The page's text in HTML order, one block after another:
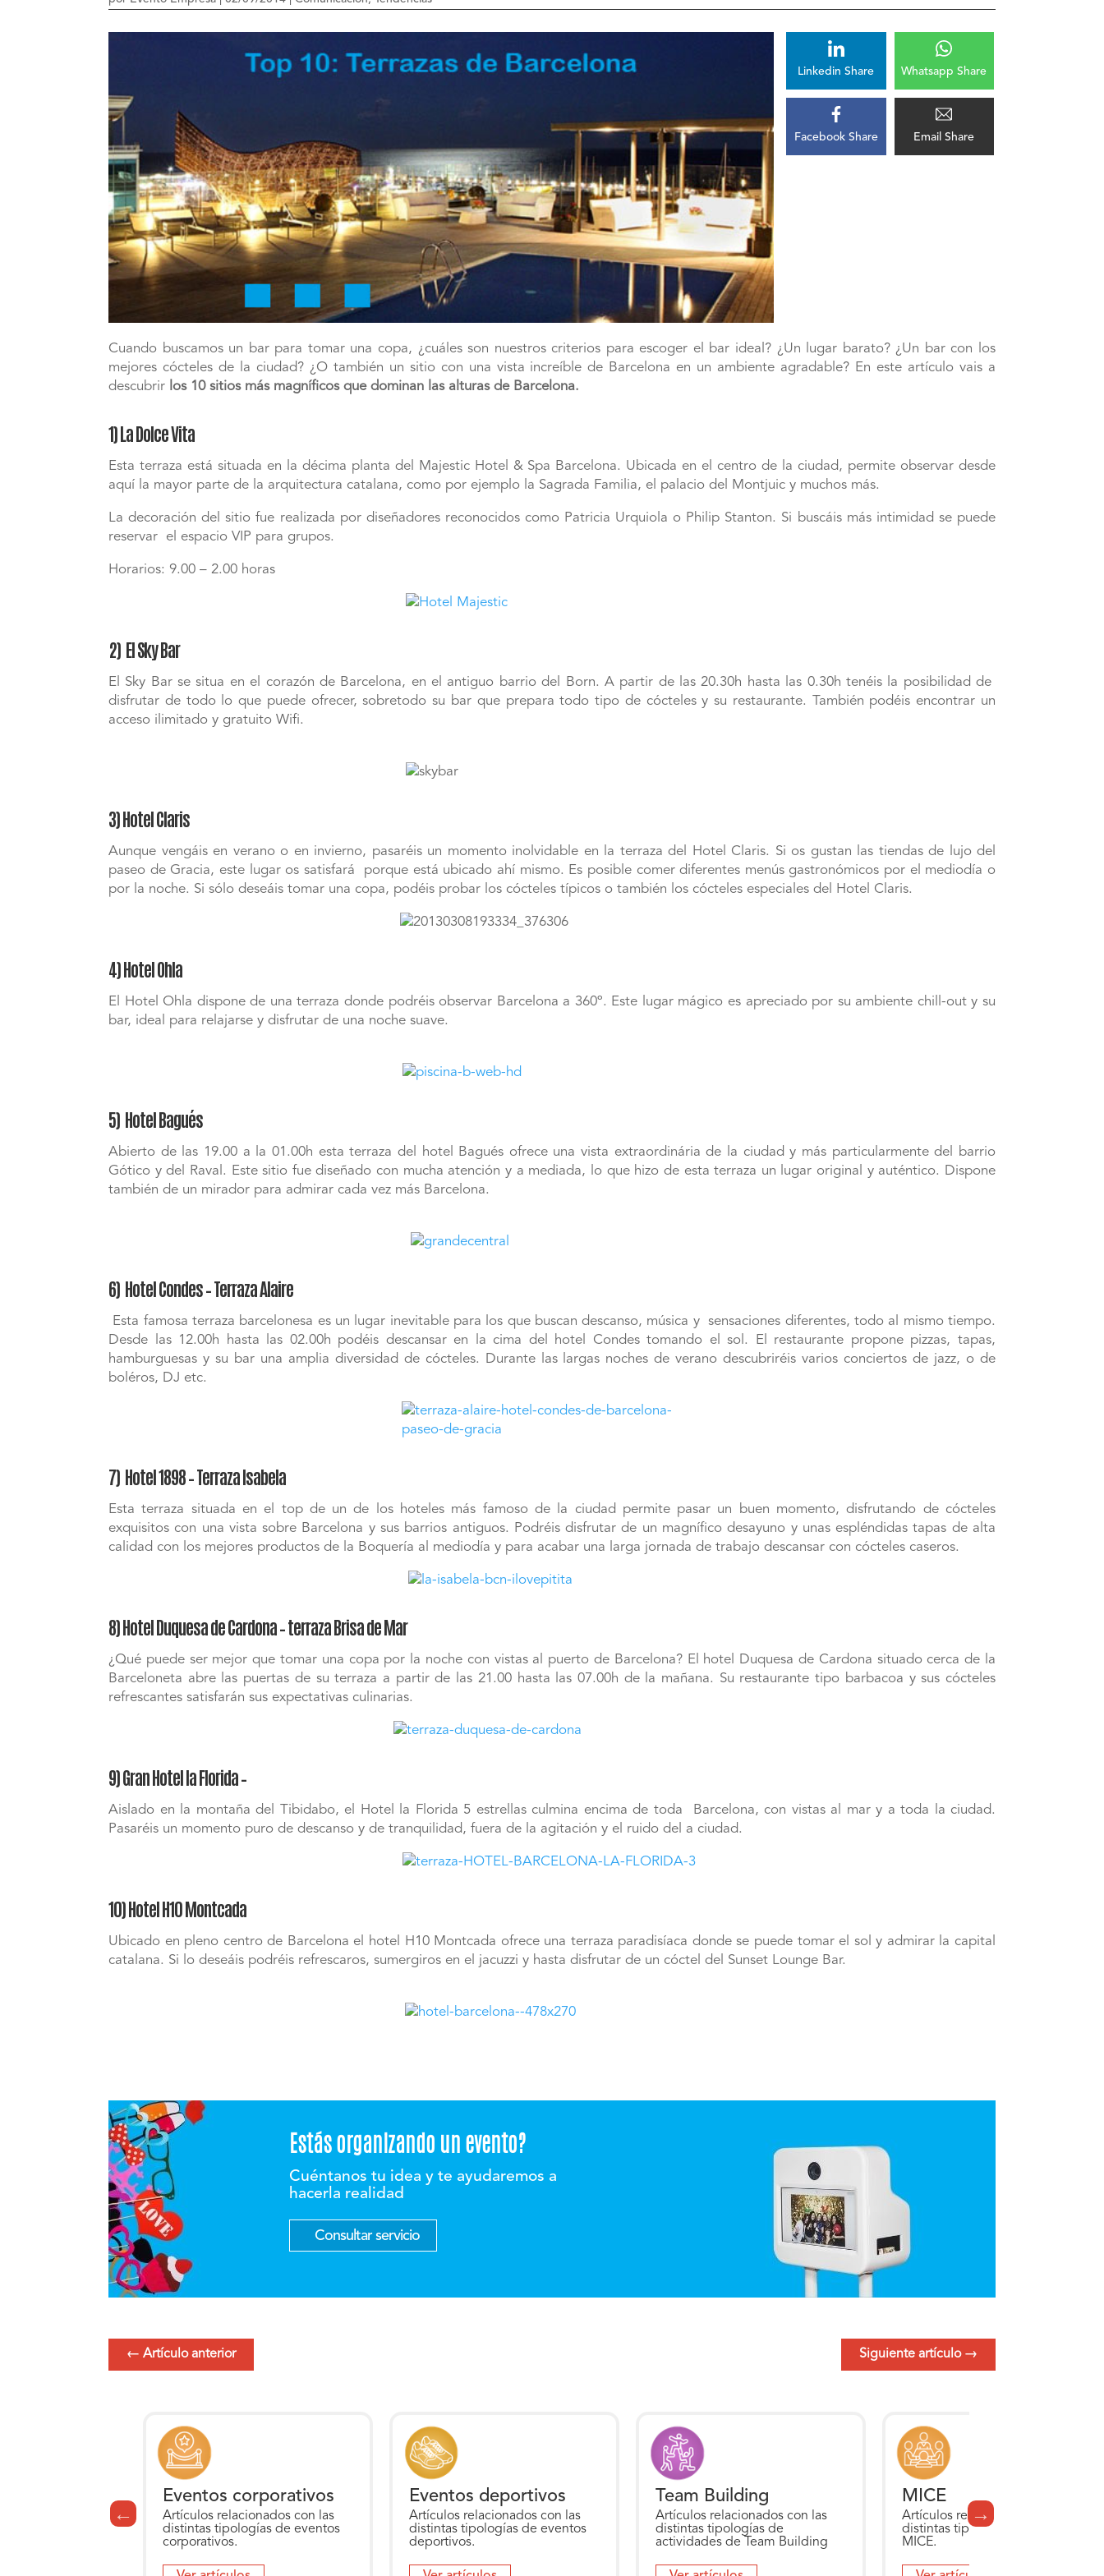
Linkedin Share Whatsapp Share
Facebook Share Email Share
Cuando buscamos un bar para tomar una copa, ¿cuáles son nuestros criterios para escoger el bar ideal? ¿Un lugar barato? ¿Un bar con los
mejores cócteles de la ciudad? ¿O también un sitio con una vista increíble de Barcelona en un ambiente agradable? En este artículo vais a
descubrir los 10 sitios más magníficos que dominan las alturas de Barcelona.
1) La Dolce Vita
Esta terraza está situada en la décima planta del Majestic Hotel & Spa Barcelona. Ubicada en el centro de la ciudad, permite observar desde
aquí la mayor parte de la arquitectura catalana, como por ejemplo la Sagrada Familia, el palacio del Montjuic y muchos más.
La decoración del sitio fue realizada por diseñadores reconocidos como Patricia Urquiola o Philip Stanton. Si buscáis más intimidad se puede
reservar el espacio VIP para grupos.
Horarios: 9.00 – 2.00 horas
2) El Sky Bar
El Sky Bar se situa en el corazón de Barcelona, en el antiguo barrio del Born. A partir de las 20.30h hasta las 0.30h tenéis la posibilidad de
disfrutar de todo lo que puede ofrecer, sobretodo su bar que prepara todo tipo de cócteles y su restaurante. También podéis encontrar un
acceso ilimitado y gratuito Wifi.
3) Hotel Claris
Aunque vengáis en verano o en invierno, pasaréis un momento inolvidable en la terraza del Hotel Claris. Si os gustan las tiendas de lujo del
paseo de Gracia, este lugar os satisfará porque está ubicado ahí mismo. Es posible comer diferentes menús gastronómicos por el mediodía o
por la noche. Si sólo deseáis tomar una copa, podéis probar los cócteles típicos o también los cócteles especiales del Hotel Claris.
4) Hotel Ohla
El Hotel Ohla dispone de una terraza donde podréis observar Barcelona a 360º. Este lugar mágico es apreciado por su ambiente chill-out y su
bar, ideal para relajarse y disfrutar de una noche suave.
5) Hotel Bagués
Abierto de las 19.00 a la 01.00h esta terraza del hotel Bagués ofrece una vista extraordinária de la ciudad y más particularmente del barrio
Gótico y del Raval. Este sitio fue diseñado con mucha atención y a mediada, lo que hizo de esta terraza un lugar original y auténtico. Dispone
también de un mirador para admirar cada vez más Barcelona.
6) Hotel Condes – Terraza Alaire
Esta famosa terraza barcelonesa es un lugar inevitable para los que buscan descanso, música y sensaciones diferentes, todo al mismo tiempo.
Desde las 12.00h hasta las 02.00h podéis descansar en la cima del hotel Condes tomando el sol. El restaurante propone pizzas, tapas,
hamburguesas y su bar una amplia diversidad de cócteles. Durante las largas noches de verano descubriréis varios conciertos de jazz, o de
boléros, DJ etc.
7) Hotel 1898 – Terraza Isabela
Esta terraza situada en el top de un de los hoteles más famoso de la ciudad permite pasar un buen momento, disfrutando de cócteles
exquisitos con una vista sobre Barcelona y sus barrios antiguos. Podréis disfrutar de un magnífico desayuno y unas espléndidas tapas de alta
calidad con los mejores productos de la Boquería al mediodía y para acabar una larga jornada de trabajo descansar con cócteles caseros.
8) Hotel Duquesa de Cardona – terraza Brisa de Mar
¿Qué puede ser mejor que tomar una copa por la noche con vistas al puerto de Barcelona? El hotel Duquesa de Cardona situado cerca de la
Barceloneta abre las puertas de su terraza a partir de las 21.00 hasta las 07.00h de la mañana. Su restaurante tipo barbacoa y sus cócteles
refrescantes satisfarán sus expectativas culinarias.
9) Gran Hotel la Florida –
Aislado en la montaña del Tibidabo, el Hotel la Florida 5 estrellas culmina encima de toda Barcelona, con vistas al mar y a toda la ciudad.
Pasaréis un momento puro de descanso y de tranquilidad, fuera de la agitación y el ruido del a ciudad.
10) Hotel H10 Montcada
Ubicado en pleno centro de Barcelona el hotel H10 Montcada ofrece una terraza paradisíaca donde se puede tomar el sol y admirar la capital
catalana. Si lo deseáis podréis refrescaros, sumergiros en el jacuzzi y hasta disfrutar de un cóctel del Sunset Lounge Bar.
Estás organizando un evento?
Cuéntanos tu idea y te ayudaremos a
hacerla realidad
Consultar servicio
← Artículo anterior Siguiente artículo→
Eventos corporativos
Artículos relacionados con las
distintas tipologías de eventos
corporativos.
Eventos deportivos
Artículos relacionados con las
distintas tipologías de eventos
deportivos.
Team Building
Artículos relacionados con las
distintas tipologías de
actividades de Team Building
MICE
Artículos relacionados con las
distintas tipologías de eventos
MICE.